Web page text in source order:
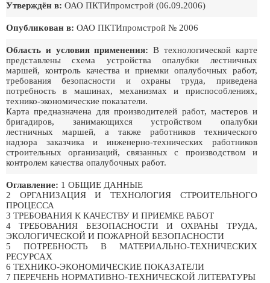
Утверждён в: ОАО ПКТИпромстрой (06.09.2006)
Опубликован в: ОАО ПКТИпромстрой № 2006
Область и условия применения: В технологической карте
представлены схема устройства опалубки лестничных
маршей, контроль качества и приемки опалубочных работ,
требования безопасности и охраны труда, приведена
потребность в машинах, механизмах и приспособлениях,
технико-экономические показатели.
Карта предназначена для производителей работ, мастеров и
бригадиров, занимающихся устройством опалубки
лестничных маршей, а также работников технического
надзора заказчика и инженерно-технических работников
строительных организаций, связанных с производством и
контролем качества опалубочных работ.
Оглавление: 1 ОБЩИЕ ДАННЫЕ
2 ОРГАНИЗАЦИЯ И ТЕХНОЛОГИЯ СТРОИТЕЛЬНОГО
ПРОЦЕССА
3 ТРЕБОВАНИЯ К КАЧЕСТВУ И ПРИЕМКЕ РАБОТ
4 ТРЕБОВАНИЯ БЕЗОПАСНОСТИ И ОХРАНЫ ТРУДА,
ЭКОЛОГИЧЕСКОЙ И ПОЖАРНОЙ БЕЗОПАСНОСТИ
5 ПОТРЕБНОСТЬ В МАТЕРИАЛЬНО-ТЕХНИЧЕСКИХ
РЕСУРСАХ
6 ТЕХНИКО-ЭКОНОМИЧЕСКИЕ ПОКАЗАТЕЛИ
7 ПЕРЕЧЕНЬ НОРМАТИВНО-ТЕХНИЧЕСКОЙ ЛИТЕРАТУРЫ